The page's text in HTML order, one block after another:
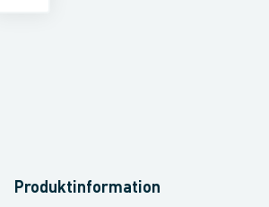
Produktinformation